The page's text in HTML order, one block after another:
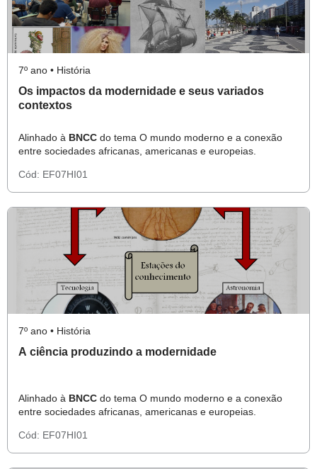
7º ano • História
Os impactos da modernidade e seus variados
contextos
Alinhado à BNCC do tema O mundo moderno e a conexão
entre sociedades africanas, americanas e europeias.
Cód: EF07HI01
7º ano • História
A ciência produzindo a modernidade
Alinhado à BNCC do tema O mundo moderno e a conexão
entre sociedades africanas, americanas e europeias.
Cód: EF07HI01